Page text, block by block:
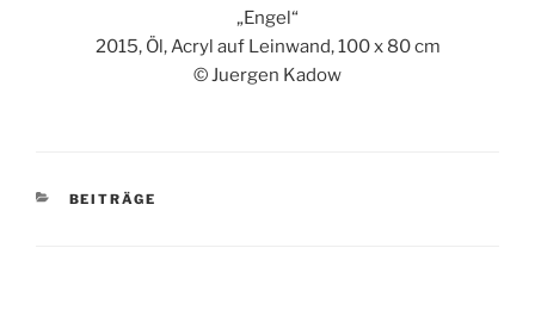
„Engel“
2015, Öl, Acryl auf Leinwand, 100 x 80 cm
© Juergen Kadow
KATEGORIEN
BEITRÄGE